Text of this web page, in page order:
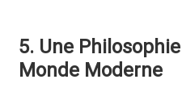
5. Une
Monde Moderne